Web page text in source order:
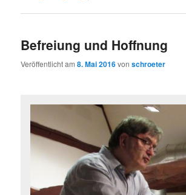
Befreiung und Hoffnung
Veröffentlicht am8. Mai 2016vonschroeter